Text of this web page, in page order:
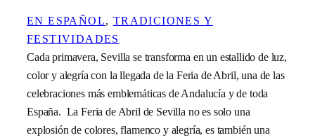
EN ESPAÑOL, TRADICIONES Y
FESTIVIDADES
Cada primavera, Sevilla se transforma en un estallido de luz,
color y alegría con la llegada de la Feria de Abril, una de las
celebraciones más emblemáticas de Andalucía y de toda
España. La Feria de Abril de Sevilla no es solo una
explosión de colores, flamenco y alegría, es también una